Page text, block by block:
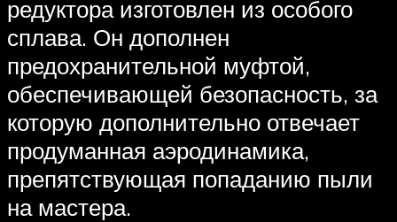
редуктора изготовлен из особого
сплава. Он дополнен
предохранительной муфтой,
обеспечивающей безопасность, за
которую дополнительно отвечает
продуманная аэродинамика,
препятствующая попаданию пыли
на мастера.